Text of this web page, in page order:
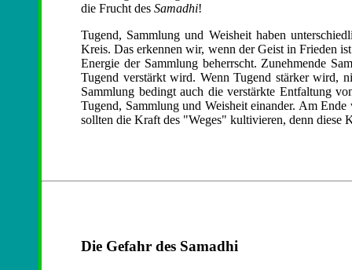
die Frucht des Samadhi!
Tugend, Sammlung und Weisheit haben
Kreis. Das erkennen wir, wenn der Geist in Frieden
Energie der Sammlung beherrscht. Zunehmende
Tugend verstärkt wird. Wenn Tugend stärker wird,
Sammlung bedingt auch die verstärkte Entfaltung
Tugend, Sammlung und Weisheit einander. Am
sollten die Kraft des "Weges" kultivieren, denn diese
Die Gefahr des Samadhi